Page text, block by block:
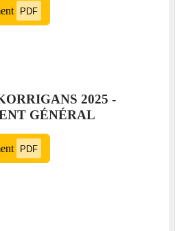
PDF
2025 -
GÉNÉRAL
PDF